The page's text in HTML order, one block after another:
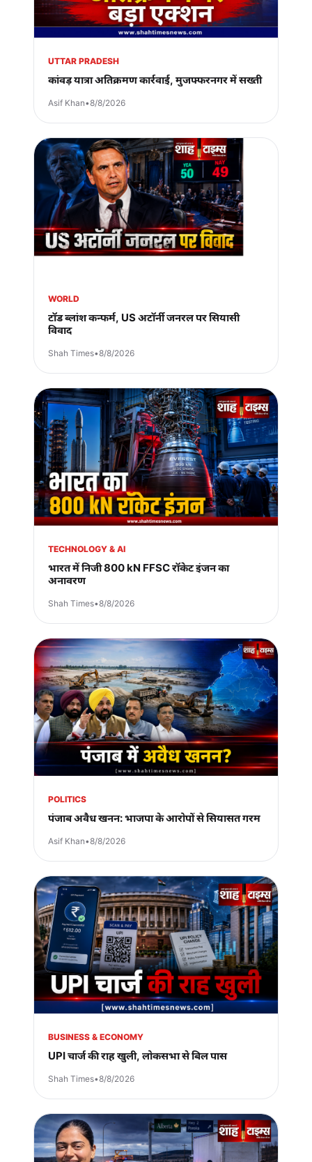
UTTAR PRADESH
कांवड़ यात्रा अतिक्रमण कार्रवाई, मुजफ्फरनगर में सख्ती
Asif Khan•8/8/2026
WORLD
टॉड ब्लांश कन्फर्म, US अटॉर्नी जनरल पर सियासी
विवाद
Shah Times•8/8/2026
TECHNOLOGY & AI
भारत में निजी 800 kN FFSC रॉकेट इंजन का
अनावरण
Shah Times•8/8/2026
POLITICS
पंजाब अवैध खनन: भाजपा के आरोपों से सियासत गरम
Asif Khan•8/8/2026
BUSINESS & ECONOMY
UPI चार्ज की राह खुली, लोकसभा से बिल पास
Shah Times•8/8/2026